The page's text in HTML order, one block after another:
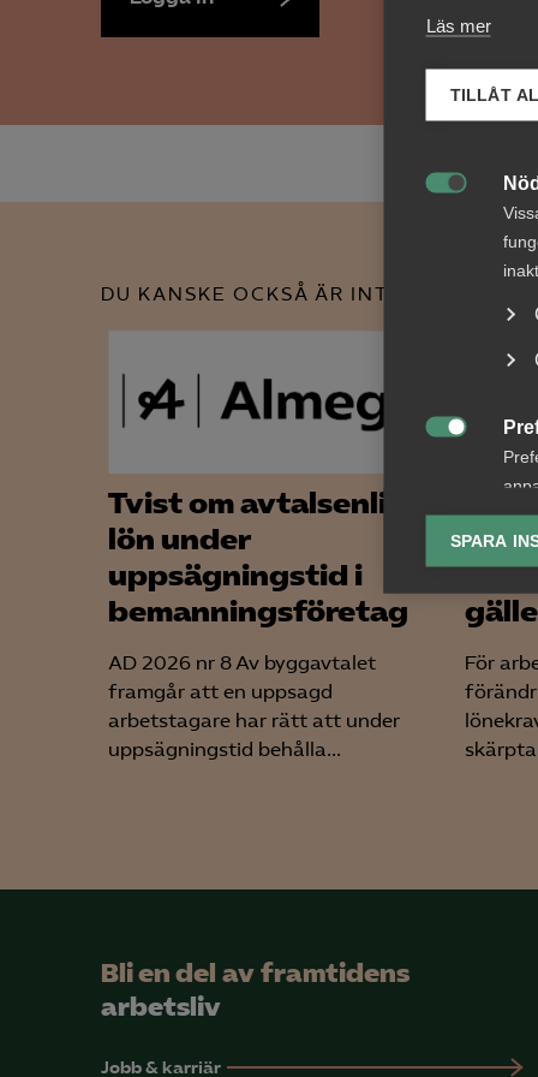
Läs mer
TILLÅT

SPARA
DU KANSKE OCKSÅ ÄR INTRESSERAD AV
Tvist om avtalsenlig
lön under
uppsägningstid i
bemanningsföretag
AD 2026 nr 8 Av byggavtalet
framgår att en uppsagd
arbetstagare har rätt att under
uppsägningstid behålla...
För
skärpta
Bli en del av framtidens
arbetsliv
Jobb & karriär